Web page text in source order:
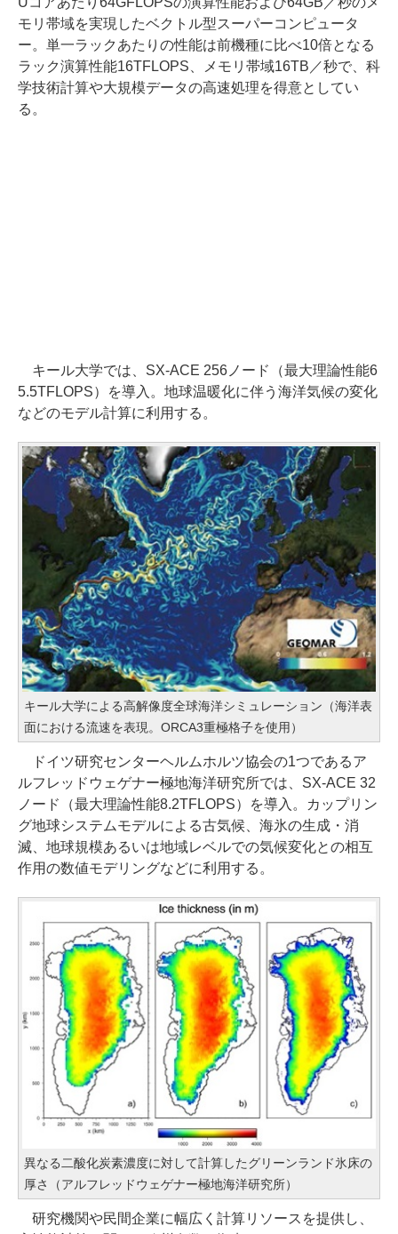
モリ帯域を実現したベクトル型スーパーコンピュータ
ー。単一ラックあたりの性能は前機種に比べ10倍となる
ラック演算性能16TFLOPS、メモリ帯域16TB／秒で、科
学技術計算や大規模データの高速処理を得意としてい
る。
キール大学では、SX-ACE 256ノード（最大理論性能6
5.5TFLOPS）を導入。地球温暖化に伴う海洋気候の変化
などのモデル計算に利用する。
キール大学による高解像度全球海洋シミュレーション（海洋表
面における流速を表現。ORCA3重極格子を使用）
ドイツ研究センターヘルムホルツ協会の1つであるア
ルフレッドウェゲナー極地海洋研究所では、SX-ACE 32
ノード（最大理論性能8.2TFLOPS）を導入。カップリン
グ地球システムモデルによる古気候、海氷の生成・消
滅、地球規模あるいは地域レベルでの気候変化との相互
作用の数値モデリングなどに利用する。
異なる二酸化炭素濃度に対して計算したグリーンランド氷床の
厚さ（アルフレッドウェゲナー極地海洋研究所）
研究機関や民間企業に幅広く計算リソースを提供し、